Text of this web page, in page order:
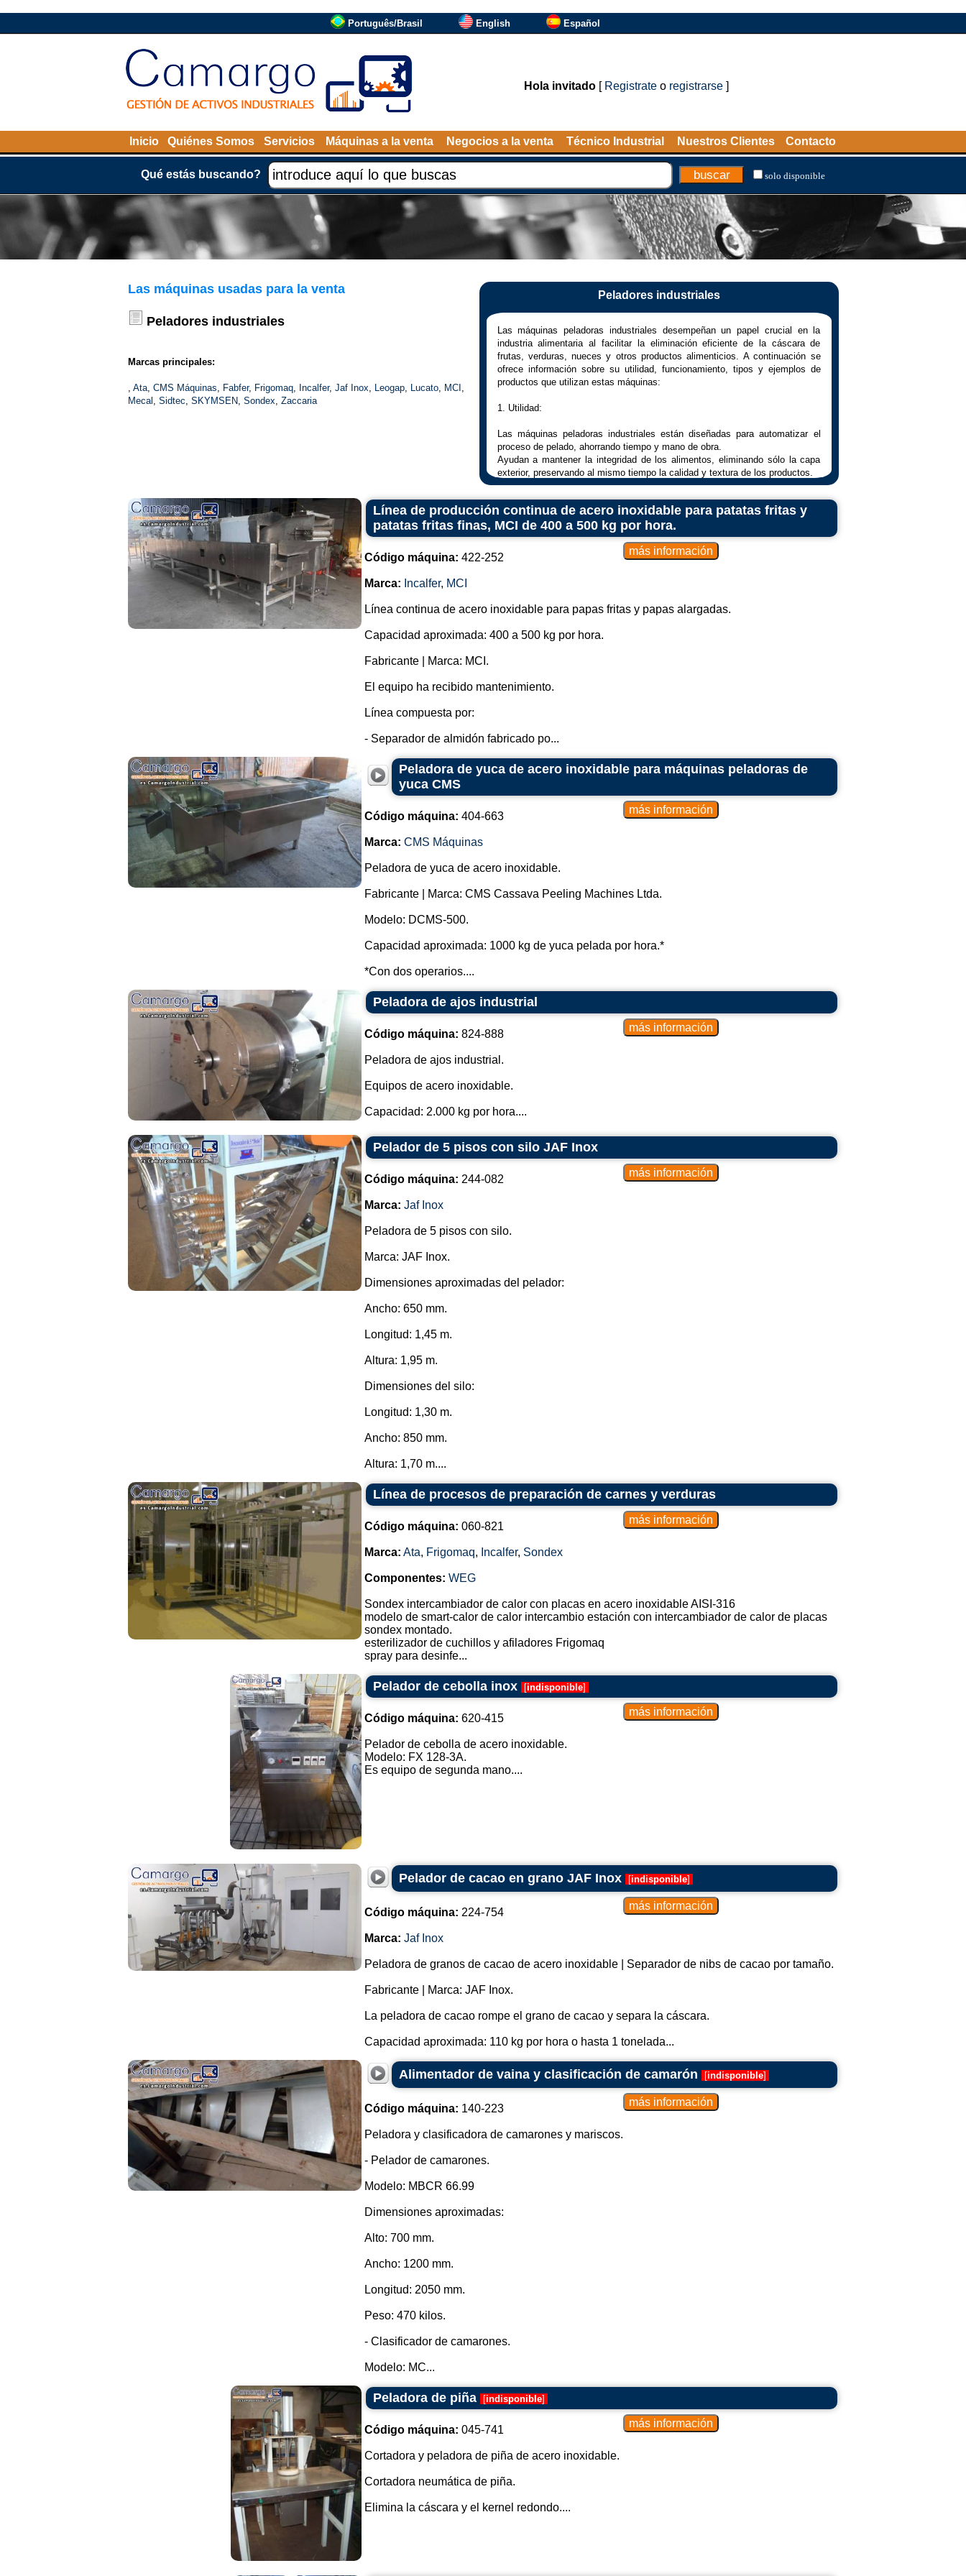
Português/Brasil English Español
Hola invitado[ Registrateo registrarse]
Inicio Quiénes Somos Servicios Máquinas a la venta Negocios a la venta Técnico Industrial Nuestros Clientes Contacto
Qué estás buscando? solo disponible
Las máquinas usadas para la venta
Peladores industriales
Marcas principales:
, Ata, CMS Máquinas, Fabfer, Frigomaq, Incalfer, Jaf Inox, Leogap, Lucato, MCI ,
Mecal , Sidtec, SKYMSEN, Sondex, Zaccaria
Peladores industriales
Las máquinas peladoras industriales desempeñan un papel crucial en la
industria alimentaria al facilitar la eliminación eficiente de la cáscara de
frutas, verduras, nueces y otros productos alimenticios. A continuación se
ofrece información sobre su utilidad, funcionamiento, tipos y ejemplos de
productos que utilizan estas máquinas:
1. Utilidad:
Las máquinas peladoras industriales están diseñadas para automatizar el
proceso de pelado, ahorrando tiempo y mano de obra.
Ayudan a mantener la integridad de los alimentos, eliminando sólo la capa
exterior, preservando al mismo tiempo la calidad y textura de los productos.
2. Cómo funcionan:
El funcionamiento concreto puede variar según el tipo de máquina peladora,
pero generalmente implica mecanismos que aplican presión, fricción o vapor
para soltar la piel del alimento.
Algunos modelos utilizan hojas afiladas para cortar la corteza, mientras que
3. Tipos de Peladoras Industriales:
Máquinas de cuchillas:
Usan vapor para aflojar la cáscara.
Máquinas de chorro de agua:
Implican el uso de cilindros o rodillos para pelar.
4. Productos que utilizan máquinas peladoras industriales:
Manzanas, duraznos, peras, entre otros.
Verduras:
Patatas, zanahorias, tomates, entre otros.
Granos:
Café, arroz, entre otros.
5. Ventajas:
Reducción del desperdicio de alimentos.
Estandarización del proceso de pelado.
Es importante señalar que la elección de la máquina peladora dependerá de
las necesidades específicas de la industria y de los productos a procesar.
Cada tipo de máquina tiene sus ventajas y aplicaciones específicas.
Línea de producción continua de acero inoxidable para patatas fritas y
patatas fritas finas, MCI de 400 a 500 kg por hora.
Código máquina: 422-252
Marca: Incalfer, MCI
Línea continua de acero inoxidable para papas fritas y papas alargadas.
Capacidad aproximada: 400 a 500 kg por hora.
Fabricante | Marca: MCI.
El equipo ha recibido mantenimiento.
Línea compuesta por:
- Separador de almidón fabricado po...
Peladora de yuca de acero inoxidable para máquinas peladoras de
yuca CMS
Código máquina: 404-663
Marca: CMS Máquinas
Peladora de yuca de acero inoxidable.
Fabricante | Marca: CMS Cassava Peeling Machines Ltda.
Modelo: DCMS-500.
Capacidad aproximada: 1000 kg de yuca pelada por hora.*
*Con dos operarios....
Peladora de ajos industrial
Código máquina: 824-888
Peladora de ajos industrial.
Equipos de acero inoxidable.
Capacidad: 2.000 kg por hora....
Pelador de 5 pisos con silo JAF Inox
Código máquina: 244-082
Marca: Jaf Inox
Peladora de 5 pisos con silo.
Marca: JAF Inox.
Dimensiones aproximadas del pelador:
Ancho: 650 mm.
Longitud: 1,45 m.
Altura: 1,95 m.
Dimensiones del silo:
Longitud: 1,30 m.
Ancho: 850 mm.
Altura: 1,70 m....
Línea de procesos de preparación de carnes y verduras
Código máquina: 060-821
Marca: Ata, Frigomaq, Incalfer, Sondex
Componentes: WEG
Sondex intercambiador de calor con placas en acero inoxidable AISI-316
modelo de smart-calor de calor intercambio estación con intercambiador de calor de placas
sondex montado.
esterilizador de cuchillos y afiladores Frigomaq
spray para desinfe...
Pelador de cebolla inox [indisponible]
Código máquina: 620-415
Pelador de cebolla de acero inoxidable.
Modelo: FX 128-3A.
Es equipo de segunda mano....
Pelador de cacao en grano JAF Inox [indisponible]
Código máquina: 224-754
Marca: Jaf Inox
Peladora de granos de cacao de acero inoxidable | Separador de nibs de cacao por tamaño.
Fabricante | Marca: JAF Inox.
La peladora de cacao rompe el grano de cacao y separa la cáscara.
Capacidad aproximada: 110 kg por hora o hasta 1 tonelada...
Alimentador de vaina y clasificación de camarón [indisponible]
Código máquina: 140-223
Peladora y clasificadora de camarones y mariscos.
- Pelador de camarones.
Modelo: MBCR 66.99
Dimensiones aproximadas:
Alto: 700 mm.
Ancho: 1200 mm.
Longitud: 2050 mm.
Peso: 470 kilos.
- Clasificador de camarones.
Modelo: MC...
Peladora de piña [indisponible]
Código máquina: 045-741
Cortadora y peladora de piña de acero inoxidable.
Cortadora neumática de piña.
Elimina la cáscara y el kernel redondo....